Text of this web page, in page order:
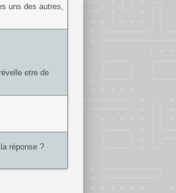
uns des autres,
etre de
réponse ?